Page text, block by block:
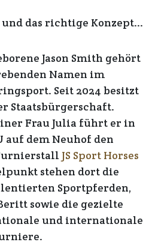
das richtige Konzept...
Jason Smith gehört
Namen im
Seit 2024 besitzt
Staatsbürgerschaft.
Frau Julia führt er in
auf dem Neuhof den
JS Sport Horses
stehen dort die
Sportpferden,
sowie die gezielte
und internationale